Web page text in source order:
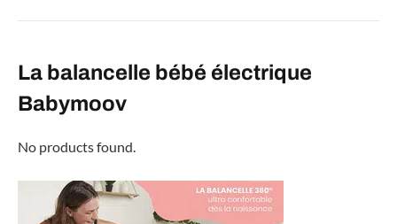
La balancelle bébé électrique
Babymoov
No products found.